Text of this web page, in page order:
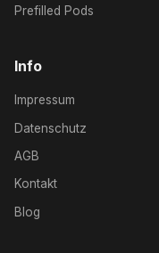
Prefilled Pods
Info
Impressum
Datenschutz
AGB
Kontakt
Blog